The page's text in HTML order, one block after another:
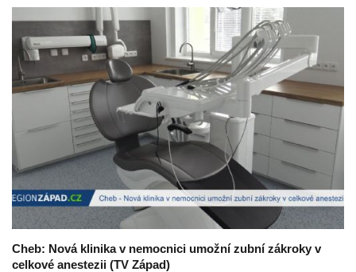
Cheb: Nová klinika v nemocnici umožní zubní zákroky v
celkové anestezii (TV Západ)